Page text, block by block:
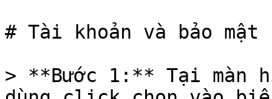
# Tài khoản và bảo mật
> **Bước 1:** Tại màn